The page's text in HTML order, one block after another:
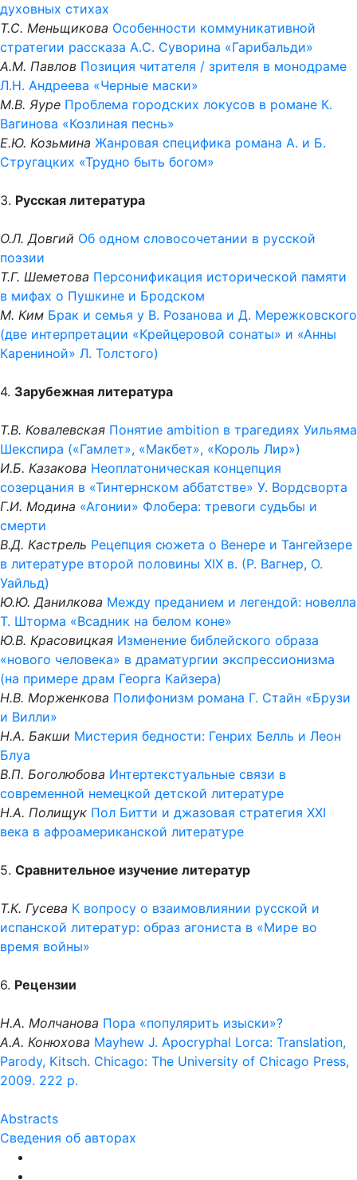
духовных стихах
Т.С. Меньщикова Особенности коммуникативной
стратегии рассказа А.С. Суворина «Гарибальди»
А.М. Павлов Позиция читателя / зрителя в монодраме
Л.Н. Андреева «Черные маски»
М.В. Яуре Проблема городских локусов в романе К.
Вагинова «Козлиная песнь»
Е.Ю. Козьмина Жанровая специфика романа А. и Б.
Стругацких «Трудно быть богом»
3. Русская литература
О.Л. Довгий Об одном словосочетании в русской
поэзии
Т.Г. Шеметова Персонификация исторической памяти
в мифах о Пушкине и Бродском
М. Ким Брак и семья у В. Розанова и Д. Мережковского
(две интерпретации «Крейцеровой сонаты» и «Анны
Карениной» Л. Толстого)
4. Зарубежная литература
Т.В. Ковалевская Понятие ambition в трагедиях Уильяма
Шекспира («Гамлет», «Макбет», «Король Лир»)
И.Б. Казакова Неоплатоническая концепция
созерцания в «Тинтернском аббатстве» У. Вордсворта
Г.И. Модина «Агонии» Флобера: тревоги судьбы и
смерти
В.Д. Кастрель Рецепция сюжета о Венере и Тангейзере
в литературе второй половины XIX в. (Р. Вагнер, О.
Уайльд)
Ю.Ю. Данилкова Между преданием и легендой: новелла
Т. Шторма «Всадник на белом коне»
Ю.В. Красовицкая Изменение библейского образа
«нового человека» в драматургии экспрессионизма
(на примере драм Георга Кайзера)
Н.В. Морженкова Полифонизм романа Г. Стайн «Брузи
и Вилли»
Н.А. Бакши Мистерия бедности: Генрих Белль и Леон
Блуа
В.П. Боголюбова Интертекстуальные связи в
современной немецкой детской литературе
Н.А. Полищук Пол Битти и джазовая стратегия XXI
века в афроамериканской литературе
5. Сравнительное изучение литератур
Т.К. Гусева К вопросу о взаимовлиянии русской и
испанской литератур: образ агониста в «Мире во
время войны»
6. Рецензии
Н.А. Молчанова Пора «популярить изыски»?
А.А. Конюхова Mayhew J. Apocryphal Lorca: Translation,
Parody, Kitsch. Chicago: The University of Chicago Press,
2009. 222 p.
Abstracts
Сведения об авторах